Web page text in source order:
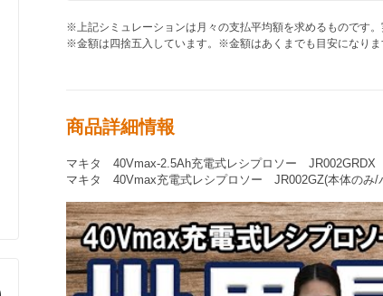
※上記シミュレーションは月々の支払平均額を求めるものです
※金額は四捨五入しています。※金額はあくまでも目安になり
商品詳細情報
マキタ 40Vmax-2.5Ah充電式レシプロソー JR002GRDX
マキタ 40Vmax充電式レシプロソー JR002GZ(本体のみ/